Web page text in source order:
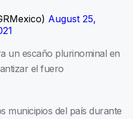
August 25,
un escaño plurinominal en
el fuero
municipios del país durante